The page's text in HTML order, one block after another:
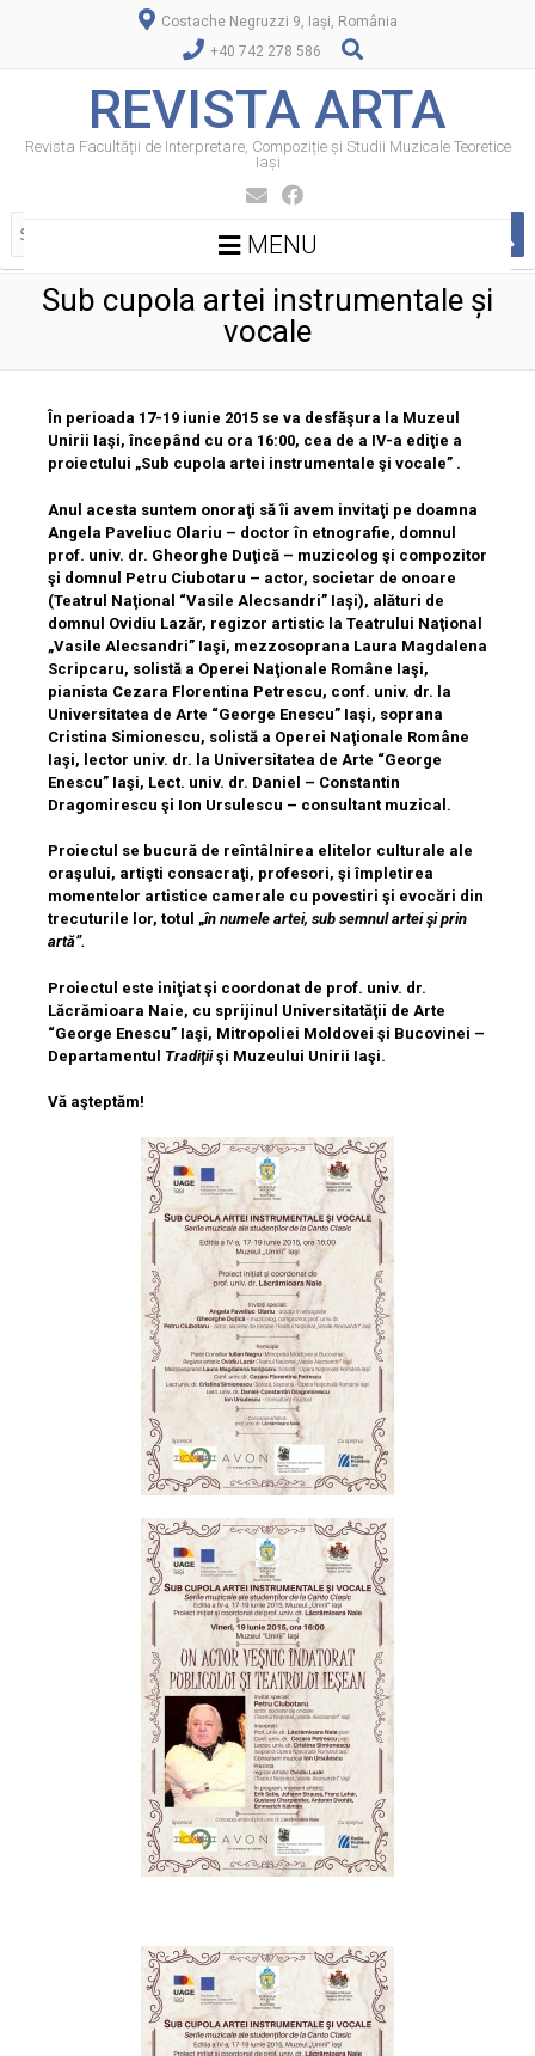
Costache Negruzzi 9, Iași, România
+40 742 278 586
REVISTA ARTA
Revista Facultății de Interpretare, Compoziție și Studii Muzicale Teoretice
Iași
MENU
Sub cupola artei instrumentale și
vocale
În perioada 17-19 iunie 2015 se va desfăşura la Muzeul
Unirii Iaşi, începând cu ora 16:00, cea de a IV-a ediţie a
proiectului „Sub cupola artei instrumentale şi vocale” .
Anul acesta suntem onoraţi să îi avem invitaţi pe doamna
Angela Paveliuc Olariu – doctor în etnografie, domnul
prof. univ. dr. Gheorghe Duţică – muzicolog şi compozitor
şi domnul Petru Ciubotaru – actor, societar de onoare
(Teatrul Naţional “Vasile Alecsandri” Iaşi), alături de
domnul Ovidiu Lazăr, regizor artistic la Teatrului Naţional
„Vasile Alecsandri” Iaşi, mezzosoprana Laura Magdalena
Scripcaru, solistă a Operei Naţionale Române Iaşi,
pianista Cezara Florentina Petrescu, conf. univ. dr. la
Universitatea de Arte “George Enescu” Iaşi, soprana
Cristina Simionescu, solistă a Operei Naţionale Române
Iaşi, lector univ. dr. la Universitatea de Arte “George
Enescu” Iaşi, Lect. univ. dr. Daniel – Constantin
Dragomirescu şi Ion Ursulescu – consultant muzical.
Proiectul se bucură de reîntâlnirea elitelor culturale ale
oraşului, artişti consacraţi, profesori, şi împletirea
momentelor artistice camerale cu povestiri şi evocări din
trecuturile lor, totul „în numele artei, sub semnul artei şi prin
artă”.
Proiectul este iniţiat şi coordonat de prof. univ. dr.
Lăcrămioara Naie, cu sprijinul Universitatăţii de Arte
“George Enescu” Iaşi, Mitropoliei Moldovei şi Bucovinei –
Departamentul Tradiţiişi Muzeului Unirii Iaşi.
Vă aşteptăm!